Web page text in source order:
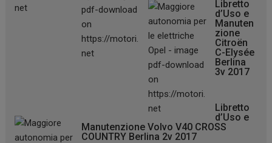
Libretto
d’Uso e
Manuten
zione
Citroën
C-Elysée
Berlina
3v 2017
Libretto
d’Uso e
Manutenzione Volvo V40 CROSS
COUNTRY Berlina 2v 2017